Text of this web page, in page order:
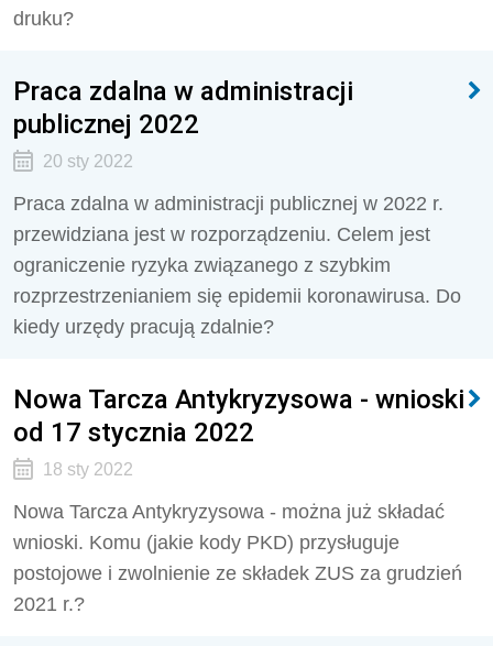
druku?
Praca zdalna w administracji
publicznej 2022
20 sty 2022
Praca zdalna w administracji publicznej w 2022 r.
przewidziana jest w rozporządzeniu. Celem jest
ograniczenie ryzyka związanego z szybkim
rozprzestrzenianiem się epidemii koronawirusa. Do
kiedy urzędy pracują zdalnie?
Nowa Tarcza Antykryzysowa - wnioski
od 17 stycznia 2022
18 sty 2022
Nowa Tarcza Antykryzysowa - można już składać
wnioski. Komu (jakie kody PKD) przysługuje
postojowe i zwolnienie ze składek ZUS za grudzień
2021 r.?